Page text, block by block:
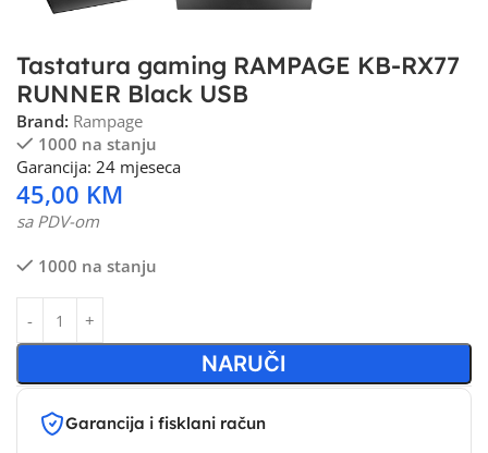
Tastatura gaming RAMPAGE KB-RX77
RUNNER Black USB
Brand: Rampage
1000 na stanju
Garancija: 24 mjeseca
45,00 KM
sa PDV-om
1000 na stanju
NARUČI
Garancija i fisklani račun